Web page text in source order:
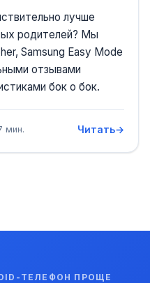
лучше
родителей? Мы
Samsung Easy Mode
отзывами
бок о бок.
мин. Читать
ТЕЛЕФОН ПРОЩЕ